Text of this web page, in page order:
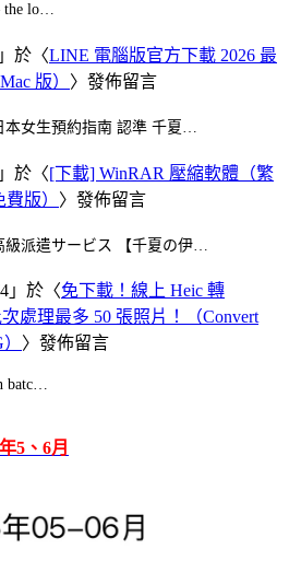
the lo…
」於〈LINE 電腦版官方下載 2026 最
版） 〉發佈留言
本女生預約指南 認準 千夏…
」於〈[下載] WinRAR 壓縮軟體（繁
版） 〉發佈留言
級派遣サービス 【千夏の伊…
」於〈免下載！線上 Heic 轉
處理最多 50 張照片！（Convert
〉發佈留言
batc…
5、6月